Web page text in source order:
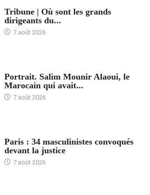
Tribune | Où sont les grands
dirigeants du...
7 août 2026
Portrait. Salim Mounir Alaoui, le
Marocain qui avait...
7 août 2026
Paris : 34 masculinistes convoqués
devant la justice
7 août 2026